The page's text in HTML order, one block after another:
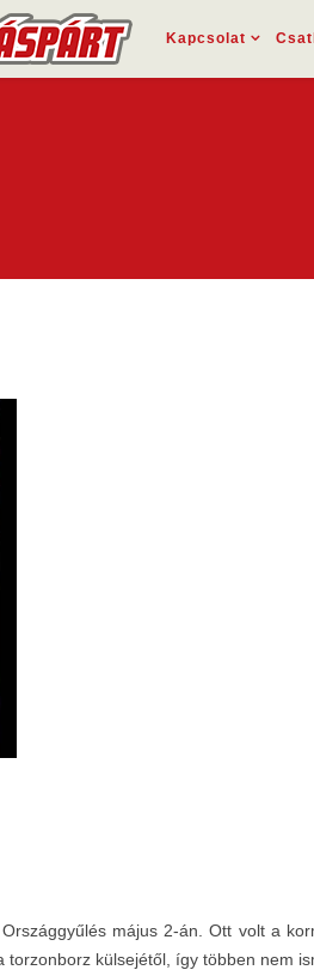
Kapcsolat
május 2-án. Ott volt a
külsejétől, így többen nem